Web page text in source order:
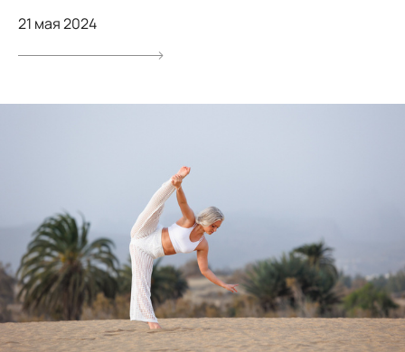
21 мая 2024